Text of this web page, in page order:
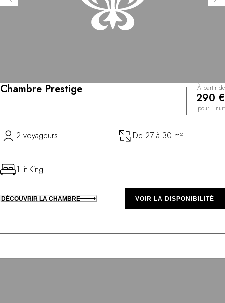
Chambre Prestige À partir de
290 €
pour 1 nuit
2 voyageurs De 27 à 30 m²
1 lit King
DÉCOUVRIR LA CHAMBRE VOIR LA DISPONIBILITÉ